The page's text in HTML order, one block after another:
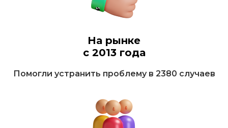
На рынке
с 2013 года
Помогли устранить проблему в 2380 случаев